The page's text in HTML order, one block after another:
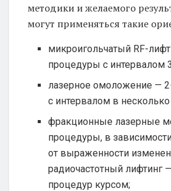
методики и желаемого
могут применяться такие
микроигольчатый RF-
процедуры с интервалом
лазерное омоложение —
с интервалом в
фракционные лазерные
процедуры, в
от выраженности
радиочастотный лифтинг
процедур курсом;